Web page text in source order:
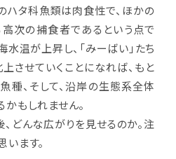
ハタ科魚類は肉食性で、ほかの
次の捕食者であるという点で
水温が上昇し、「みーばい」たち
させていくことになれば、もと
種、そして、沿岸の生態系全体
もしれません。
どんな広がりを見せるのか。注
ます。